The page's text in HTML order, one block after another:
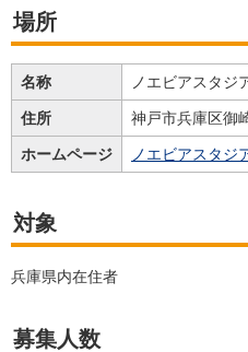
場所
名称 ノエビアスタジ
住所 神戸市兵庫区御
ホームページ ノエビアスタジ
対象
兵庫県内在住者
募集人数